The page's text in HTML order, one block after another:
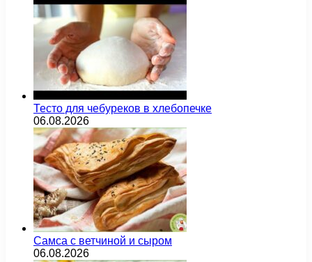
Тесто для чебуреков в хлебопечке
06.08.2026
Самса с ветчиной и сыром
06.08.2026